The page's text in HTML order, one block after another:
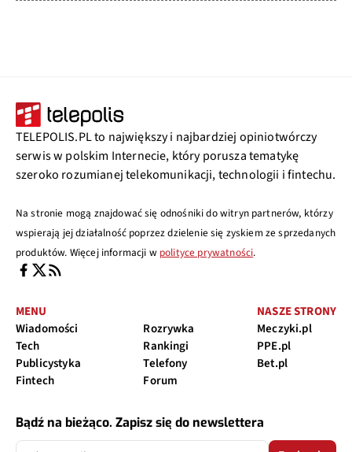
TELEPOLIS.PL to największy i najbardziej opiniotwórczy
serwis w polskim Internecie, który porusza tematykę
szeroko rozumianej telekomunikacji, technologii i fintechu.
Na stronie mogą znajdować się odnośniki do witryn partnerów, którzy
wspierają jej działalność poprzez dzielenie się zyskiem ze sprzedanych
produktów. Więcej informacji w polityce prywatności.
MENU
Wiadomości
Tech
Publicystyka
Fintech
Rozrywka
Rankingi
Telefony
Forum
NASZE STRONY
Meczyki.pl
PPE.pl
Bet.pl
Bądź na bieżąco. Zapisz się do newslettera